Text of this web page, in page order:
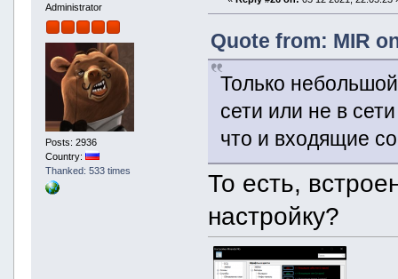
Administrator
Posts: 2936
Country:
Thanked: 533 times
Quote from: MIR
Только
сети или не в
что и входящие
То есть,
настройку?